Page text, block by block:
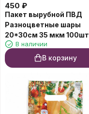
450 ₽
Пакет вырубной ПВД
Разноцветные шары
20*30см 35 мкм 100шт
В наличии
В корзину